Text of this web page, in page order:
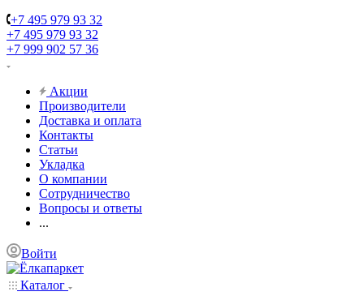
+7 495 979 93 32
+7 495 979 93 32
+7 999 902 57 36
Акции
Производители
Доставка и оплата
Контакты
Статьи
Укладка
О компании
Сотрудничество
Вопросы и ответы
...
Войти
Каталог